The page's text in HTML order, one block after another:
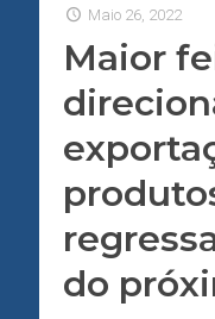
Maio 26, 2022
Maior
do